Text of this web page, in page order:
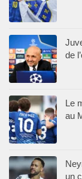
de
Le
au
un